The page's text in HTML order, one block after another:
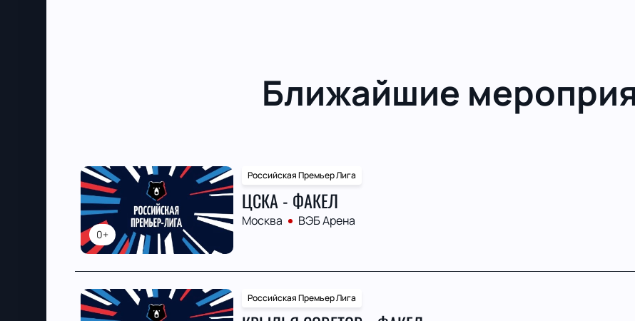
Ближайшие
0+
Российская Премьер Лига
ЦСКА - ФАКЕЛ
Москва ВЭБ Арена
Российская Премьер Лига